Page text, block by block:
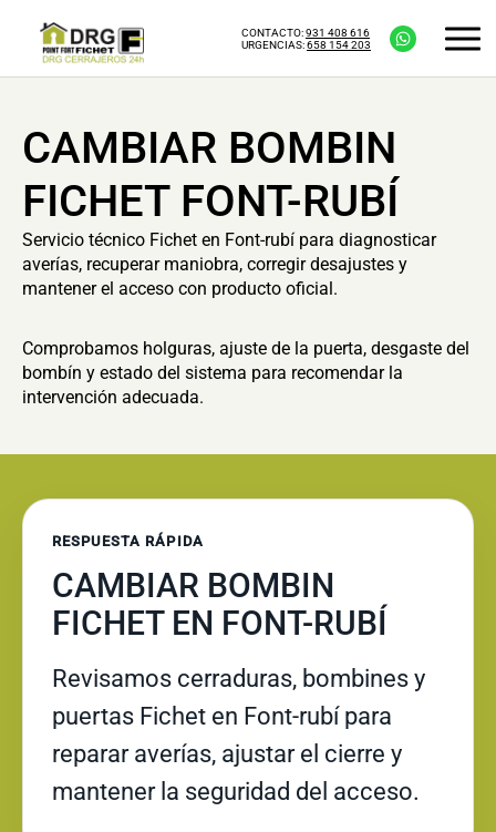
CONTACTO:931 408 616
URGENCIAS:658 154 203
CAMBIAR BOMBIN
FICHET FONT-RUBÍ
Servicio técnico Fichet en Font-rubí para diagnosticar
averías, recuperar maniobra, corregir desajustes y
mantener el acceso con producto oficial.
Comprobamos holguras, ajuste de la puerta, desgaste del
bombín y estado del sistema para recomendar la
intervención adecuada.
RESPUESTA RÁPIDA
CAMBIAR BOMBIN
FICHET EN FONT-RUBÍ
Revisamos cerraduras, bombines y
puertas Fichet en Font-rubí para
reparar averías, ajustar el cierre y
mantener la seguridad del acceso.